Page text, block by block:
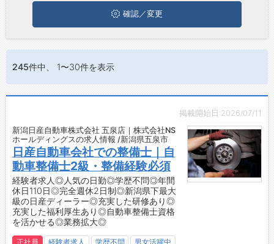
確認／変更
245件中、 1〜30件を表示
掲載開始日:2026/07/11
新潟日産自動車株式会社 五泉店｜株式会社NS
ホールディングスの求人情報 /新潟県五泉市
日産自動車会社での整備士｜自
動車整備士2級・整備経験必須
経験者求人◎人気の日勤◎学歴不問◎年間
休日110日◎完全週休2日制◎新潟県下最大
級の日産ディーラー◎充実した研修あり◎
充実した福利厚生あり◎自動車整備士資格
を活かせる◎業務拡大◎